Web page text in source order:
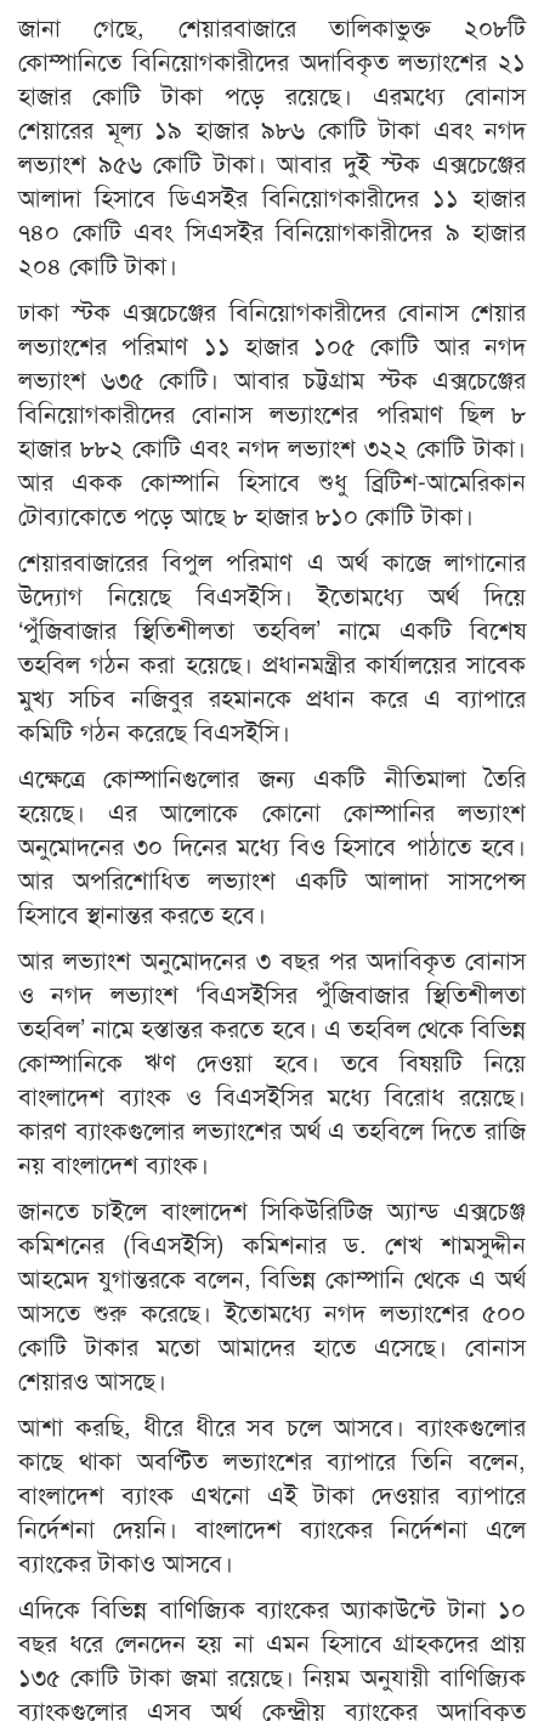
জানা গেছে, শেয়ারবাজারে তালিকাভুক্ত ২০৮টি
কোম্পানিতে বিনিয়োগকারীদের অদাবিকৃত লভ্যাংশের ২১
হাজার কোটি টাকা পড়ে রয়েছে। এরমধ্যে বোনাস
শেয়ারের মূল্য ১৯ হাজার ৯৮৬ কোটি টাকা এবং নগদ
লভ্যাংশ ৯৫৬ কোটি টাকা। আবার দুই স্টক এক্সচেঞ্জের
আলাদা হিসাবে ডিএসইর বিনিয়োগকারীদের ১১ হাজার
৭৪০ কোটি এবং সিএসইর বিনিয়োগকারীদের ৯ হাজার
২০৪ কোটি টাকা।
ঢাকা স্টক এক্সচেঞ্জের বিনিয়োগকারীদের বোনাস শেয়ার
লভ্যাংশের পরিমাণ ১১ হাজার ১০৫ কোটি আর নগদ
লভ্যাংশ ৬৩৫ কোটি। আবার চট্টগ্রাম স্টক এক্সচেঞ্জের
বিনিয়োগকারীদের বোনাস লভ্যাংশের পরিমাণ ছিল ৮
হাজার ৮৮২ কোটি এবং নগদ লভ্যাংশ ৩২২ কোটি টাকা।
আর একক কোম্পানি হিসাবে শুধু ব্রিটিশ-আমেরিকান
টোব্যাকোতে পড়ে আছে ৮ হাজার ৮১০ কোটি টাকা।
শেয়ারবাজারের বিপুল পরিমাণ এ অর্থ কাজে লাগানোর
উদ্যোগ নিয়েছে বিএসইসি। ইতোমধ্যে অর্থ দিয়ে
‘পুঁজিবাজার স্থিতিশীলতা তহবিল’ নামে একটি বিশেষ
তহবিল গঠন করা হয়েছে। প্রধানমন্ত্রীর কার্যালয়ের সাবেক
মুখ্য সচিব নজিবুর রহমানকে প্রধান করে এ ব্যাপারে
কমিটি গঠন করেছে বিএসইসি।
এক্ষেত্রে কোম্পানিগুলোর জন্য একটি নীতিমালা তৈরি
হয়েছে। এর আলোকে কোনো কোম্পানির লভ্যাংশ
অনুমোদনের ৩০ দিনের মধ্যে বিও হিসাবে পাঠাতে হবে।
আর অপরিশোধিত লভ্যাংশ একটি আলাদা সাসপেন্স
হিসাবে স্থানান্তর করতে হবে।
আর লভ্যাংশ অনুমোদনের ৩ বছর পর অদাবিকৃত বোনাস
ও নগদ লভ্যাংশ ‘বিএসইসির পুঁজিবাজার স্থিতিশীলতা
তহবিল’ নামে হস্তান্তর করতে হবে। এ তহবিল থেকে বিভিন্ন
কোম্পানিকে ঋণ দেওয়া হবে। তবে বিষয়টি নিয়ে
বাংলাদেশ ব্যাংক ও বিএসইসির মধ্যে বিরোধ রয়েছে।
কারণ ব্যাংকগুলোর লভ্যাংশের অর্থ এ তহবিলে দিতে রাজি
নয় বাংলাদেশ ব্যাংক।
জানতে চাইলে বাংলাদেশ সিকিউরিটিজ অ্যান্ড এক্সচেঞ্জ
কমিশনের (বিএসইসি) কমিশনার ড. শেখ শামসুদ্দীন
আহমেদ যুগান্তরকে বলেন, বিভিন্ন কোম্পানি থেকে এ অর্থ
আসতে শুরু করেছে। ইতোমধ্যে নগদ লভ্যাংশের ৫০০
কোটি টাকার মতো আমাদের হাতে এসেছে। বোনাস
শেয়ারও আসছে।
আশা করছি, ধীরে ধীরে সব চলে আসবে। ব্যাংকগুলোর
কাছে থাকা অবণ্টিত লভ্যাংশের ব্যাপারে তিনি বলেন,
বাংলাদেশ ব্যাংক এখনো এই টাকা দেওয়ার ব্যাপারে
নির্দেশনা দেয়নি। বাংলাদেশ ব্যাংকের নির্দেশনা এলে
ব্যাংকের টাকাও আসবে।
এদিকে বিভিন্ন বাণিজ্যিক ব্যাংকের অ্যাকাউন্টে টানা ১০
বছর ধরে লেনদেন হয় না এমন হিসাবে গ্রাহকদের প্রায়
১৩৫ কোটি টাকা জমা রয়েছে। নিয়ম অনুযায়ী বাণিজ্যিক
ব্যাংকগুলোর এসব অর্থ কেন্দ্রীয় ব্যাংকের অদাবিকৃত